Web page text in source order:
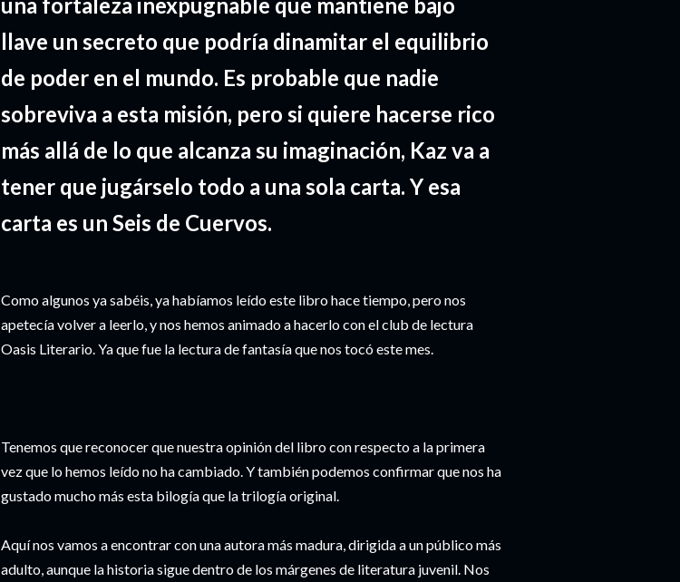
llave un secreto que podría dinamitar el equilibrio
de poder en el mundo. Es probable que nadie
sobreviva a esta misión, pero si quiere hacerse rico
más allá de lo que alcanza su imaginación, Kaz va a
tener que jugárselo todo a una sola carta. Y esa
carta es un Seis de Cuervos.
Como algunos ya sabéis, ya habíamos leído este libro hace tiempo, pero nos
apetecía volver a leerlo, y nos hemos animado a hacerlo con el club de lectura
Oasis Literario. Ya que fue la lectura de fantasía que nos tocó este mes.
Tenemos que reconocer que nuestra opinión del libro con respecto a la primera
vez que lo hemos leído no ha cambiado. Y también podemos confirmar que nos ha
gustado mucho más esta bilogía que la trilogía original.
Aquí nos vamos a encontrar con una autora más madura, dirigida a un público más
adulto, aunque la historia sigue dentro de los márgenes de literatura juvenil. Nos